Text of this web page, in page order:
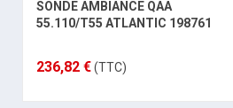
SONDE AMBIANCE QAA
55.110/T55 ATLANTIC 198761
236,82 €(TTC)